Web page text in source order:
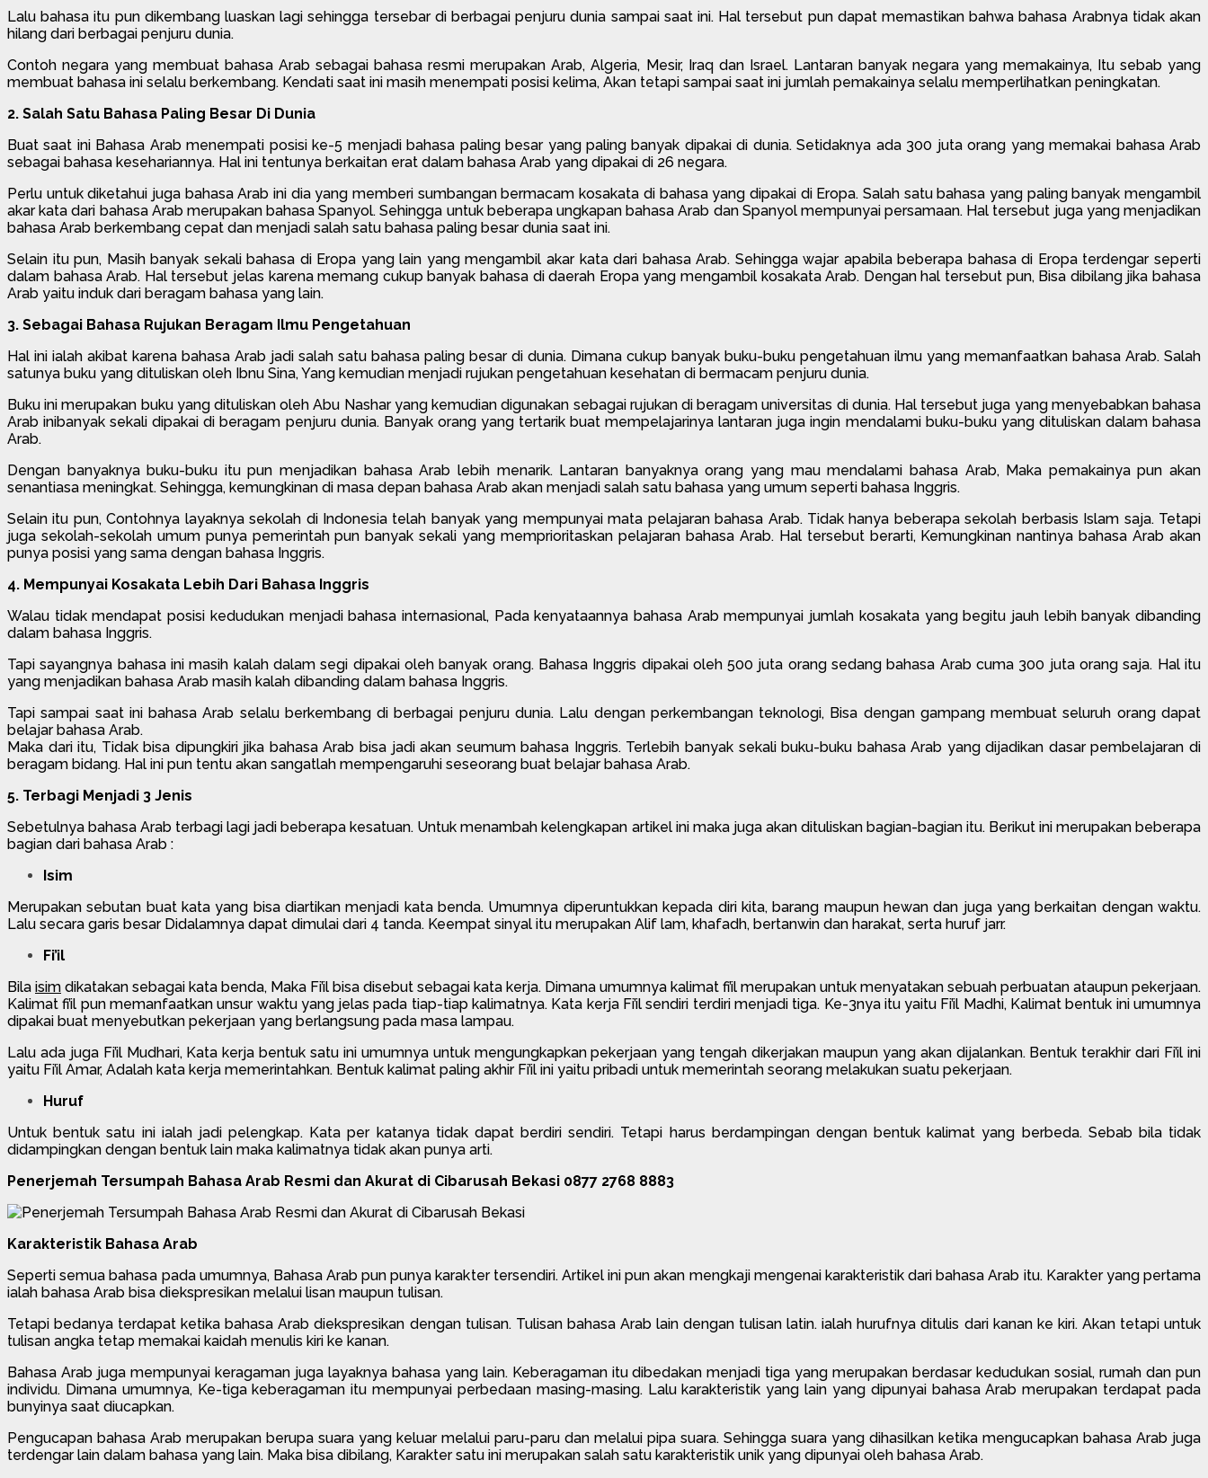
Lalu bahasa itu pun dikembang luaskan lagi sehingga tersebar di berbagai penjuru dunia sampai saat ini. Hal tersebut pun dapat memastikan bahwa bahasa Arabnya tidak akan
hilang dari berbagai penjuru dunia.
Contoh negara yang membuat bahasa Arab sebagai bahasa resmi merupakan Arab, Algeria, Mesir, Iraq dan Israel. Lantaran banyak negara yang memakainya, Itu sebab yang
membuat bahasa ini selalu berkembang. Kendati saat ini masih menempati posisi kelima, Akan tetapi sampai saat ini jumlah pemakainya selalu memperlihatkan peningkatan.
2. Salah Satu Bahasa Paling Besar Di Dunia
Buat saat ini Bahasa Arab menempati posisi ke-5 menjadi bahasa paling besar yang paling banyak dipakai di dunia. Setidaknya ada 300 juta orang yang memakai bahasa Arab
sebagai bahasa kesehariannya. Hal ini tentunya berkaitan erat dalam bahasa Arab yang dipakai di 26 negara.
Perlu untuk diketahui juga bahasa Arab ini dia yang memberi sumbangan bermacam kosakata di bahasa yang dipakai di Eropa. Salah satu bahasa yang paling banyak mengambil
akar kata dari bahasa Arab merupakan bahasa Spanyol. Sehingga untuk beberapa ungkapan bahasa Arab dan Spanyol mempunyai persamaan. Hal tersebut juga yang menjadikan
bahasa Arab berkembang cepat dan menjadi salah satu bahasa paling besar dunia saat ini.
Selain itu pun, Masih banyak sekali bahasa di Eropa yang lain yang mengambil akar kata dari bahasa Arab. Sehingga wajar apabila beberapa bahasa di Eropa terdengar seperti
dalam bahasa Arab. Hal tersebut jelas karena memang cukup banyak bahasa di daerah Eropa yang mengambil kosakata Arab. Dengan hal tersebut pun, Bisa dibilang jika bahasa
Arab yaitu induk dari beragam bahasa yang lain.
3. Sebagai Bahasa Rujukan Beragam Ilmu Pengetahuan
Hal ini ialah akibat karena bahasa Arab jadi salah satu bahasa paling besar di dunia. Dimana cukup banyak buku-buku pengetahuan ilmu yang memanfaatkan bahasa Arab. Salah
satunya buku yang dituliskan oleh Ibnu Sina, Yang kemudian menjadi rujukan pengetahuan kesehatan di bermacam penjuru dunia.
Buku ini merupakan buku yang dituliskan oleh Abu Nashar yang kemudian digunakan sebagai rujukan di beragam universitas di dunia. Hal tersebut juga yang menyebabkan bahasa
Arab inibanyak sekali dipakai di beragam penjuru dunia. Banyak orang yang tertarik buat mempelajarinya lantaran juga ingin mendalami buku-buku yang dituliskan dalam bahasa
Arab.
Dengan banyaknya buku-buku itu pun menjadikan bahasa Arab lebih menarik. Lantaran banyaknya orang yang mau mendalami bahasa Arab, Maka pemakainya pun akan
senantiasa meningkat. Sehingga, kemungkinan di masa depan bahasa Arab akan menjadi salah satu bahasa yang umum seperti bahasa Inggris.
Selain itu pun, Contohnya layaknya sekolah di Indonesia telah banyak yang mempunyai mata pelajaran bahasa Arab. Tidak hanya beberapa sekolah berbasis Islam saja. Tetapi
juga sekolah-sekolah umum punya pemerintah pun banyak sekali yang memprioritaskan pelajaran bahasa Arab. Hal tersebut berarti, Kemungkinan nantinya bahasa Arab akan
punya posisi yang sama dengan bahasa Inggris.
4. Mempunyai Kosakata Lebih Dari Bahasa Inggris
Walau tidak mendapat posisi kedudukan menjadi bahasa internasional, Pada kenyataannya bahasa Arab mempunyai jumlah kosakata yang begitu jauh lebih banyak dibanding
dalam bahasa Inggris.
Tapi sayangnya bahasa ini masih kalah dalam segi dipakai oleh banyak orang. Bahasa Inggris dipakai oleh 500 juta orang sedang bahasa Arab cuma 300 juta orang saja. Hal itu
yang menjadikan bahasa Arab masih kalah dibanding dalam bahasa Inggris.
Tapi sampai saat ini bahasa Arab selalu berkembang di berbagai penjuru dunia. Lalu dengan perkembangan teknologi, Bisa dengan gampang membuat seluruh orang dapat
belajar bahasa Arab.
Maka dari itu, Tidak bisa dipungkiri jika bahasa Arab bisa jadi akan seumum bahasa Inggris. Terlebih banyak sekali buku-buku bahasa Arab yang dijadikan dasar pembelajaran di
beragam bidang. Hal ini pun tentu akan sangatlah mempengaruhi seseorang buat belajar bahasa Arab.
5. Terbagi Menjadi 3 Jenis
Sebetulnya bahasa Arab terbagi lagi jadi beberapa kesatuan. Untuk menambah kelengkapan artikel ini maka juga akan dituliskan bagian-bagian itu. Berikut ini merupakan beberapa
bagian dari bahasa Arab :
Isim
Merupakan sebutan buat kata yang bisa diartikan menjadi kata benda. Umumnya diperuntukkan kepada diri kita, barang maupun hewan dan juga yang berkaitan dengan waktu.
Lalu secara garis besar Didalamnya dapat dimulai dari 4 tanda. Keempat sinyal itu merupakan Alif lam, khafadh, bertanwin dan harakat, serta huruf jarr.
Fi’il
Bila isim dikatakan sebagai kata benda, Maka Fi’il bisa disebut sebagai kata kerja. Dimana umumnya kalimat fi’il merupakan untuk menyatakan sebuah perbuatan ataupun pekerjaan.
Kalimat fi’il pun memanfaatkan unsur waktu yang jelas pada tiap-tiap kalimatnya. Kata kerja Fi’il sendiri terdiri menjadi tiga. Ke-3nya itu yaitu Fi’il Madhi, Kalimat bentuk ini umumnya
dipakai buat menyebutkan pekerjaan yang berlangsung pada masa lampau.
Lalu ada juga Fi’il Mudhari, Kata kerja bentuk satu ini umumnya untuk mengungkapkan pekerjaan yang tengah dikerjakan maupun yang akan dijalankan. Bentuk terakhir dari Fi’il ini
yaitu Fi’il Amar, Adalah kata kerja memerintahkan. Bentuk kalimat paling akhir Fi’il ini yaitu pribadi untuk memerintah seorang melakukan suatu pekerjaan.
Huruf
Untuk bentuk satu ini ialah jadi pelengkap. Kata per katanya tidak dapat berdiri sendiri. Tetapi harus berdampingan dengan bentuk kalimat yang berbeda. Sebab bila tidak
didampingkan dengan bentuk lain maka kalimatnya tidak akan punya arti.
Penerjemah Tersumpah Bahasa Arab Resmi dan Akurat di Cibarusah Bekasi 0877 2768 8883
Karakteristik Bahasa Arab
Seperti semua bahasa pada umumnya, Bahasa Arab pun punya karakter tersendiri. Artikel ini pun akan mengkaji mengenai karakteristik dari bahasa Arab itu. Karakter yang pertama
ialah bahasa Arab bisa diekspresikan melalui lisan maupun tulisan.
Tetapi bedanya terdapat ketika bahasa Arab diekspresikan dengan tulisan. Tulisan bahasa Arab lain dengan tulisan latin. ialah hurufnya ditulis dari kanan ke kiri. Akan tetapi untuk
tulisan angka tetap memakai kaidah menulis kiri ke kanan.
Bahasa Arab juga mempunyai keragaman juga layaknya bahasa yang lain. Keberagaman itu dibedakan menjadi tiga yang merupakan berdasar kedudukan sosial, rumah dan pun
individu. Dimana umumnya, Ke-tiga keberagaman itu mempunyai perbedaan masing-masing. Lalu karakteristik yang lain yang dipunyai bahasa Arab merupakan terdapat pada
bunyinya saat diucapkan.
Pengucapan bahasa Arab merupakan berupa suara yang keluar melalui paru-paru dan melalui pipa suara. Sehingga suara yang dihasilkan ketika mengucapkan bahasa Arab juga
terdengar lain dalam bahasa yang lain. Maka bisa dibilang, Karakter satu ini merupakan salah satu karakteristik unik yang dipunyai oleh bahasa Arab.